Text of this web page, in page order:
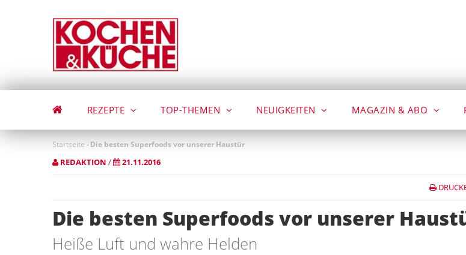
REZEPTE TOP-THEMEN NEUIGKEITEN MAGAZIN & ABO
Startseite -Die besten Superfoods vor unserer Haustür
REDAKTION / 21.11.2016
Die besten Superfoods vor unserer
Heiße Luft und wahre Helden